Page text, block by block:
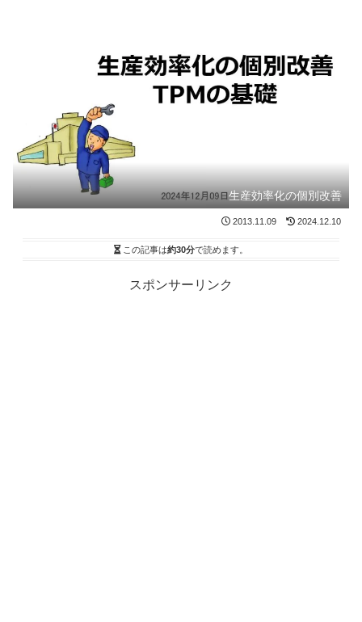
生産効率化の個別改善
2013.11.09 2024.12.10
この記事は約30分で読めます。
スポンサーリンク